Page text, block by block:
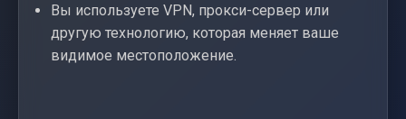
Вы используете VPN, прокси-сервер или
другую технологию, которая меняет ваше
видимое местоположение.